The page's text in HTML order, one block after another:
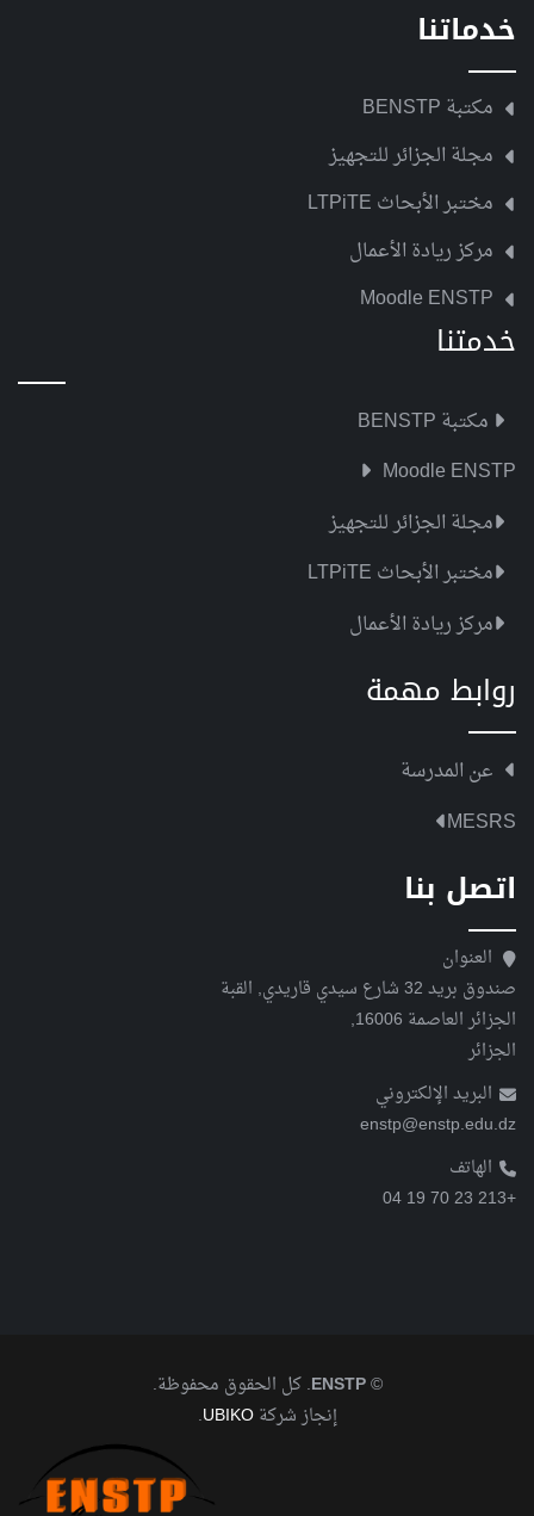
خدماتنا
مكتبة BENSTP
مجلة الجزائر للتجهيز
مختبر الأبحاث LTPiTE
مركز ريادة الأعمال
Moodle ENSTP
خدمتنا
مكتبة BENSTP
Moodle ENSTP
مجلة الجزائر للتجهيز
مختبر الأبحاث LTPiTE
مركز ريادة الأعمال
روابط مهمة
عن المدرسة
MESRS
اتصل بنا
العنوان
صندوق بريد 32 شارع سيدي قاريدي, القبة
الجزائر العاصمة 16006,
الجزائر
البريد الإلكتروني
enstp@enstp.edu.dz
الهاتف
+213 23 70 19 04
©
ENSTP. كل الحقوق محفوظة.
إنجاز شركةUBIKO
.